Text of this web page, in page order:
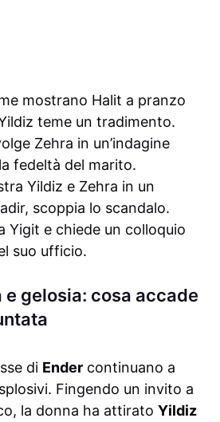
mostrano Halit a pranzo
teme un tradimento.
Zehra in un’indagine
fedeltà del marito.
Yildiz e Zehra in un
scoppia lo scandalo.
Yigit e chiede un colloquio
suo ufficio.
gelosia: cosa accade
di Ender continuano a
Fingendo un invito a
la donna ha attirato Yildiz